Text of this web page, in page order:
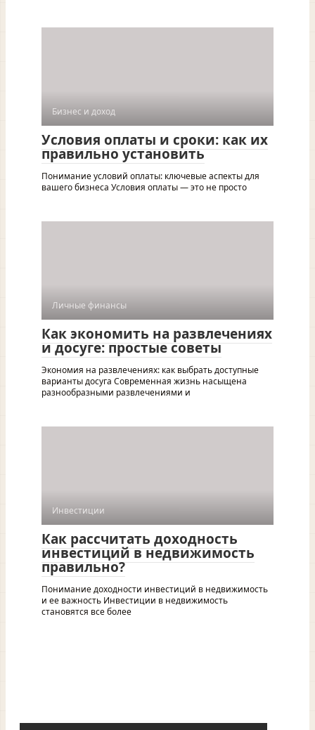
Бизнес и доход
Условия оплаты и сроки: как их
правильно установить
Понимание условий оплаты: ключевые аспекты для
вашего бизнеса Условия оплаты — это не просто
Личные финансы
Как экономить на развлечениях
и досуге: простые советы
Экономия на развлечениях: как выбрать доступные
варианты досуга Современная жизнь насыщена
разнообразными развлечениями и
Инвестиции
Как рассчитать доходность
инвестиций в недвижимость
правильно?
Понимание доходности инвестиций в недвижимость
и ее важность Инвестиции в недвижимость
становятся все более